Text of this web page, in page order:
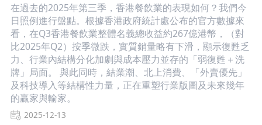
在過去的2025年第三季，香港餐飲業的表現如何？我們今
日照例進行盤點。根據香港政府統計處公布的官方數據來
看，在Q3香港餐飲業整體名義總收益約267億港幣，（對
比2025年Q2）按季微跌，實質銷量略有下滑，顯示復甦乏
力、行業內結構分化加劇與成本壓力並存的「弱復甦＋洗
牌」局面。 與此同時，結業潮、北上消費、「外賣優先」
及科技導入等結構性力量，正在重塑行業版圖及未來幾年
的贏家與輸家。
2025-12-13